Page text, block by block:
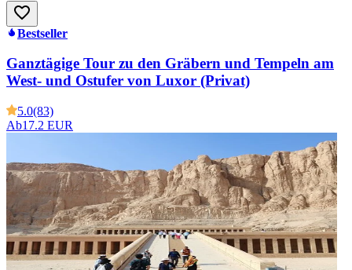
Bestseller
Ganztägige Tour zu den Gräbern und Tempeln am
West- und Ostufer von Luxor (Privat)
5.0(83)
Ab17.2 EUR